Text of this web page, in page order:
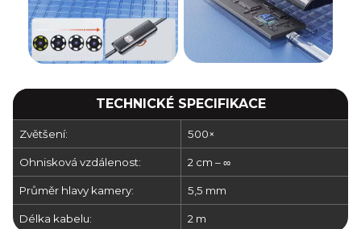
TECHNICKÉ SPECIFIKACE
Zvětšení: 500×
Ohnisková vzdálenost: 2 cm – ∞
Průměr hlavy kamery: 5,5 mm
Délka kabelu: 2 m